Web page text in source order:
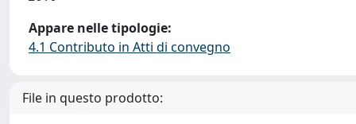
Appare nelle tipologie:
4.1 Contributo in Atti di convegno
File in questo prodotto: